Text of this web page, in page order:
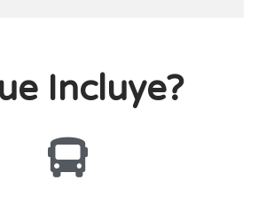
Incluye?